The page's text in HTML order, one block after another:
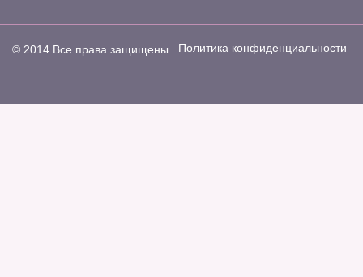
© 2014 Все права защищены. Политика конфиденциальности